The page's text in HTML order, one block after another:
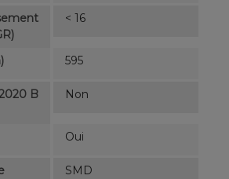
< 16
595
B
Non
Oui
SMD